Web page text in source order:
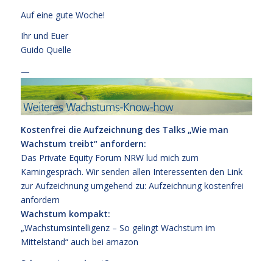
Auf eine gute Woche!
Ihr und Euer
Guido Quelle
—
Kostenfrei die Aufzeichnung des Talks „Wie man
Wachstum treibt“ anfordern:
Das Private Equity Forum NRW lud mich zum
Kamingespräch. Wir senden allen Interessenten den Link
zur Aufzeichnung umgehend zu: Aufzeichnung kostenfrei
anfordern
Wachstum kompakt:
„Wachstumsintelligenz – So gelingt Wachstum im
Mittelstand“auch bei amazon